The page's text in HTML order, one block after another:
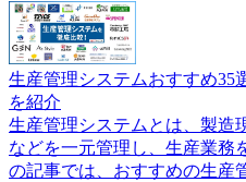
生産管理システムおすすめ35
を紹介
生産管理システムとは、製造
などを一元管理し、生産業務
の記事では、おすすめの生産